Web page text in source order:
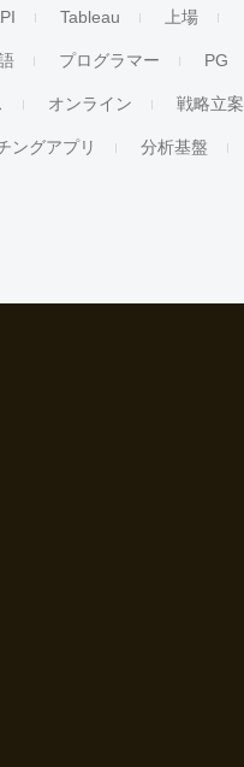
Tableau 上場
プログラマー PG
オンライン 戦略立案
ングアプリ 分析基盤